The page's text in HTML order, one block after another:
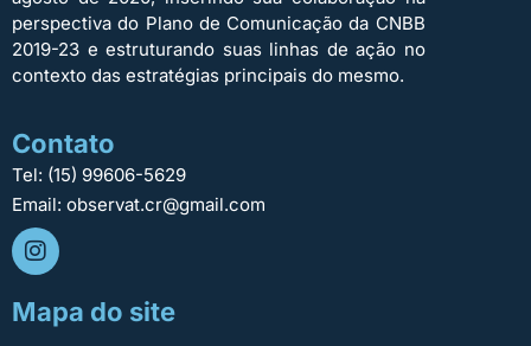
perspectiva do Plano de Comunicação da CNBB
2019-23 e estruturando suas linhas de ação no
contexto das estratégias principais do mesmo.
Contato
Tel: (15) 99606-5629
Email: observat.cr@gmail.com
Mapa do site